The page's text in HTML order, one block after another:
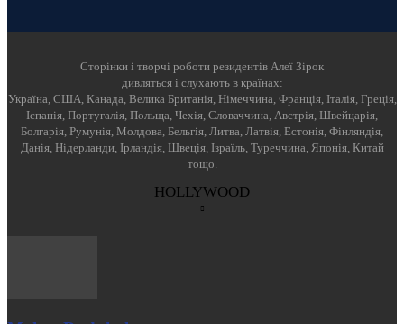
Cторінки і творчі роботи резидентів Алеї Зірок
дивляться і слухають в країнах:
Україна, США, Канада, Велика Британія, Німеччина, Франція, Італія, Греція,
Іспанія, Португалія, Польща, Чехія, Словаччина, Австрія, Швейцарія,
Болгарія, Румунія, Молдова, Бельгія, Литва, Латвія, Естонія, Фінляндія,
Данія, Нідерланди, Ірландія, Швеція, Ізраїль, Туреччина, Японія, Китай
тощо.
HOLLYWOOD